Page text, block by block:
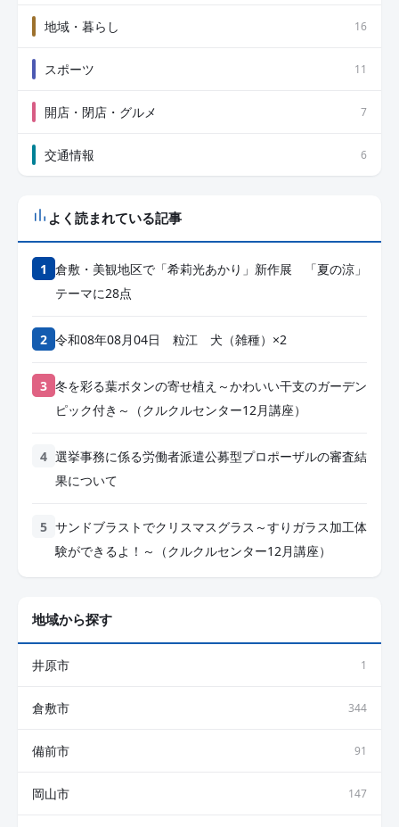
地域・暮らし 16
スポーツ 11
開店・閉店・グルメ 7
交通情報 6
よく読まれている記事
倉敷・美観地区で「希莉光あかり」新作展 「夏の涼」
テーマに28点
令和08年08月04日 粒江 犬（雑種）×2
冬を彩る葉ボタンの寄せ植え～かわいい干支のガーデン
ピック付き～（クルクルセンター12月講座）
選挙事務に係る労働者派遣公募型プロポーザルの審査結
果について
サンドブラストでクリスマスグラス～すりガラス加工体
験ができるよ！～（クルクルセンター12月講座）
地域から探す
井原市 1
倉敷市 344
備前市 91
岡山市 147